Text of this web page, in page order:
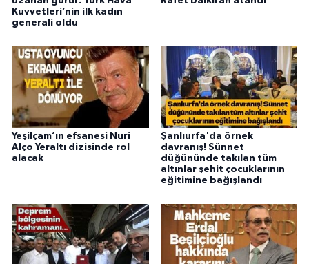
Kuvvetleri’nin ilk kadın
generali oldu
Yeşilçam’ın efsanesi Nuri
Alço Yeraltı dizisinde rol
alacak
Şanlıurfa'da örnek
davranış! Sünnet
düğününde takılan tüm
altınlar şehit çocuklarının
eğitimine bağışlandı